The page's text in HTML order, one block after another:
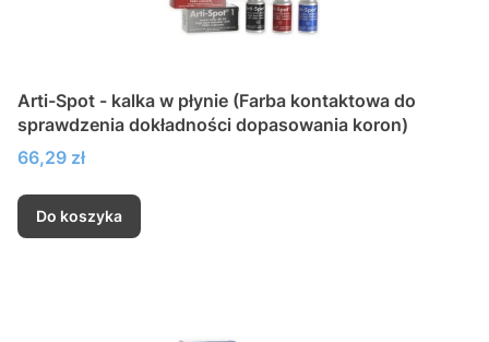
Arti-Spot - kalka w płynie (Farba kontaktowa do
sprawdzenia dokładności dopasowania koron)
Cena
66,29 zł
Do koszyka